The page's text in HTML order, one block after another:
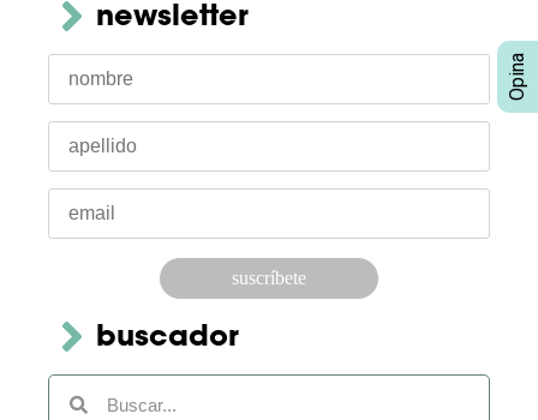
newsletter
Por favor, deja este campo vacío.
buscador